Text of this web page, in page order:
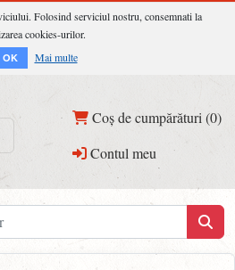
Folosind serviciul nostru, consemnati la
cookies-urilor.
OK Mai multe
Coș de cumpărături (0)
Contul meu